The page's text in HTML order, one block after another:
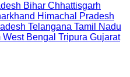
Bihar Chhattisgarh
Himachal Pradesh
Telangana Tamil Nadu
West Bengal Tripura Gujarat